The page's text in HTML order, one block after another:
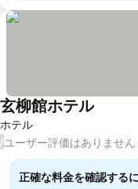
ホテル
玄柳館ホテル
/ユーザー評価はありません
正確な料金を確認する